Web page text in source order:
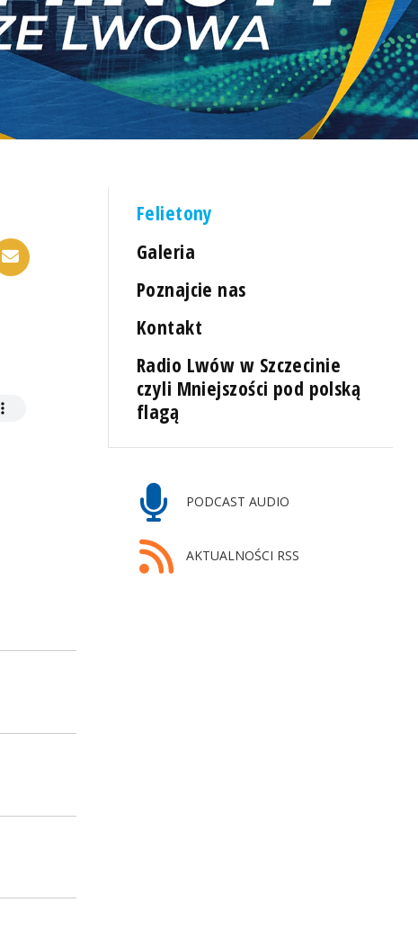
Felietony
Galeria
Poznajcie nas
Kontakt
Radio Lwów w Szczecinie
czyli Mniejszości pod polską
flagą
PODCAST AUDIO
AKTUALNOŚCI RSS